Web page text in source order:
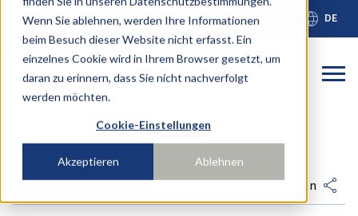
Wenn Sie ablehnen, werden Ihre Informationen
beim Besuch dieser Website nicht erfasst. Ein
einzelnes Cookie wird in Ihrem Browser gesetzt, um
daran zu erinnern, dass Sie nicht nachverfolgt
werden möchten.
Cookie-Einstellungen
Akzeptieren Ablehnen
calendar_month Schulkalender language DE
arrow_back zur Newsübersicht teilen share